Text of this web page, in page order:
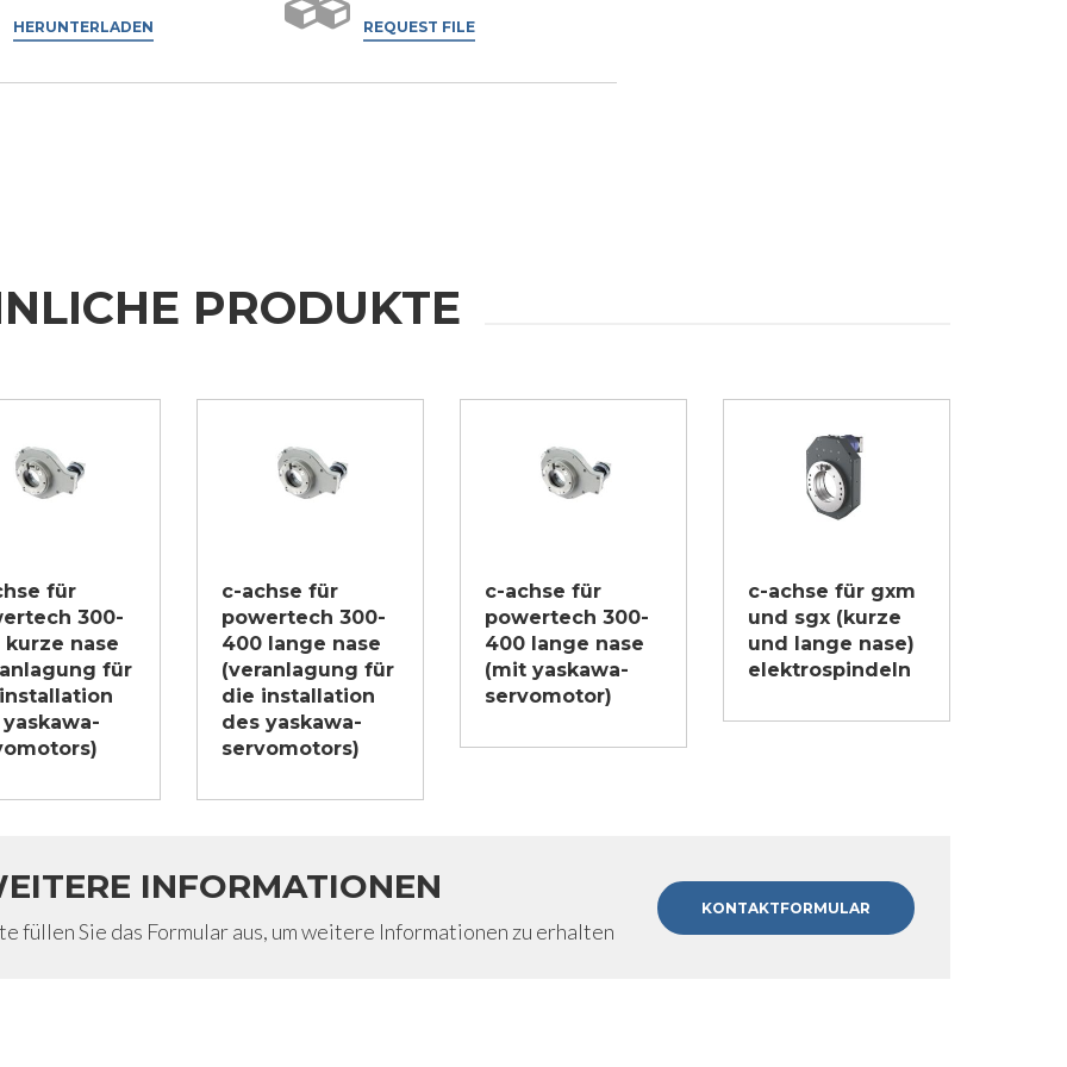
HERUNTERLADEN REQUEST FILE
PRODUKTE
für
300-
nase
für
c-achse für
powertech 300-
400 lange nase
(veranlagung für
die installation
des yaskawa-
servomotors)
c-achse für
powertech 300-
400 lange nase
(mit yaskawa-
servomotor)
c-achse für gxm
und sgx (kurze
und lange nase)
elektrospindeln
INFORMATIONEN
füllen Sie das Formular aus, um weitere Informationen zu erhalten
KONTAKTFORMULAR